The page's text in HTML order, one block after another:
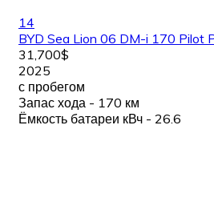
14
BYD Sea Lion 06 DM-i 170 Pilot
31,700$
2025
с пробегом
Запас хода - 170 км
Ёмкость батареи кВч - 26.6